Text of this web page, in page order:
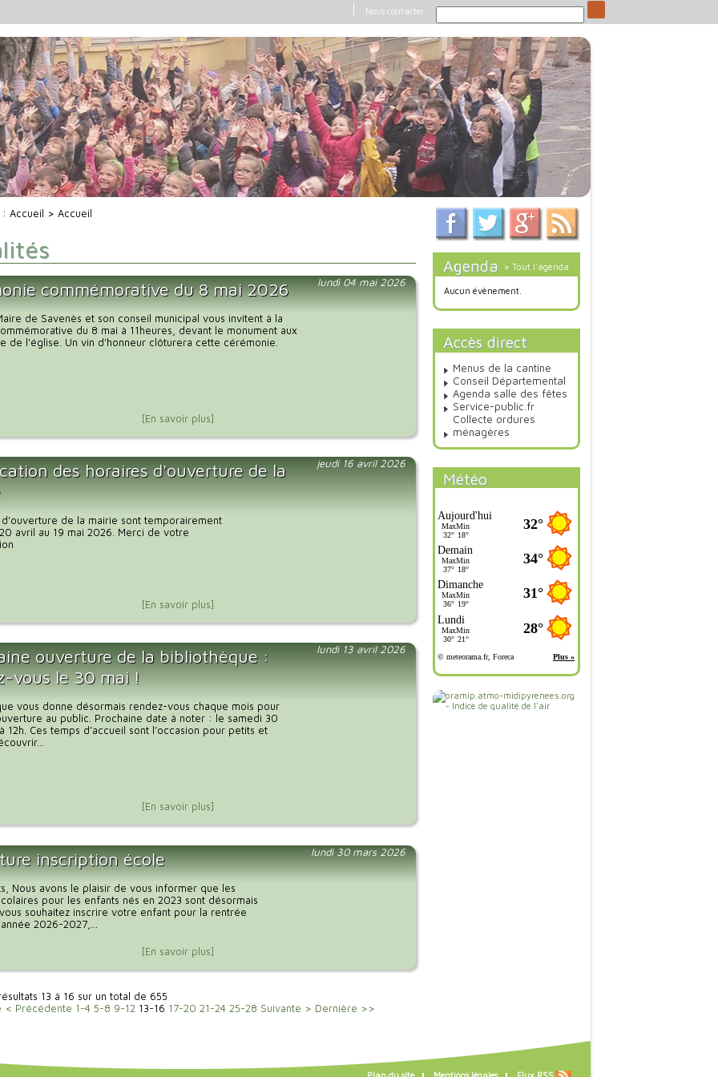
Nous contacter
:Accueil > Accueil
lundi 04 mai 2026
commémorative du 8 mai 2026
de Savenès et son conseil municipal vous invitent à la
du 8 mai à 11heures, devant le monument aux
de l'église. Un vin d'honneur clôturera cette cérémonie.
[En savoir plus]
jeudi 16 avril 2026
des horaires d'ouverture de la
d'ouverture de la mairie sont temporairement
avril au 19 mai 2026. Merci de votre
[En savoir plus]
lundi 13 avril 2026
ouverture de la bibliothèque :
vous le 30 mai !
vous donne désormais rendez-vous chaque mois pour
au public. Prochaine date à noter : le samedi 30
12h. Ces temps d’accueil sont l’occasion pour petits et
[En savoir plus]
lundi 30 mars 2026
inscription école
Nous avons le plaisir de vous informer que les
pour les enfants nés en 2023 sont désormais
souhaitez inscrire votre enfant pour la rentrée
2026-2027,...
[En savoir plus]
13 à 16 sur un total de 655
< Précédente 1-4 5-8 9-12 13-16 17-20 21-24 25-28 Suivante > Dernière >>
Agenda > Tout l'agenda
Aucun évènement.
Accès direct
Menus de la cantine
Conseil Départemental
Agenda salle des fêtes
Service-public.fr
Collecte ordures
ménagères
Météo